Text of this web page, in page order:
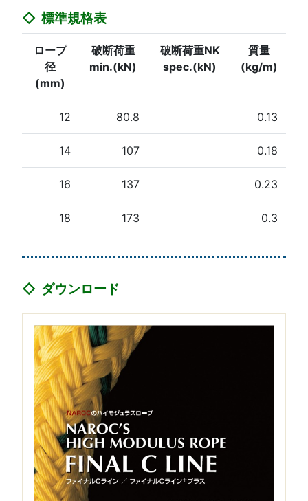
標準規格表
ロープ
径
(mm)
破断荷重
min.(kN)
破断荷重NK
spec.(kN)
質量
(kg/m)
12 80.8 0.13
14 107 0.18
16 137 0.23
18 173 0.3
ダウンロード